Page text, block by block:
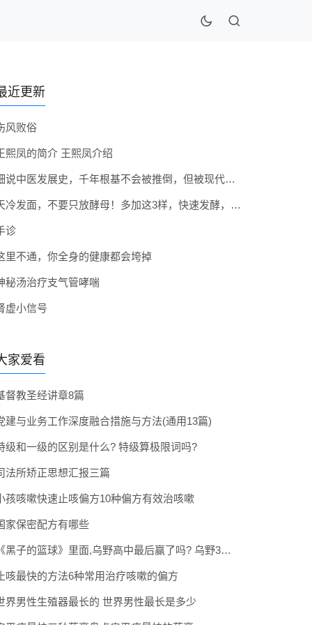
近更新
风败俗
熙凤的简介 王熙凤介绍
细说中医发展史，千年根基不会被推倒，但被现代医疗模式堵住出路
天冷发面，不要只放酵母！多加这3样，快速发酵，蓬松香软弹性十足
诊
里不通，你全身的健康都会垮掉
秘汤治疗支气管哮喘
虚小信号
家爱看
督教圣经讲章8篇
建与业务工作深度融合措施与方法(通用13篇)
级和一级的区别是什么? 特级算极限词吗?
法所矫正思想汇报三篇
孩咳嗽快速止咳偏方10种偏方有效治咳嗽
家保密配方有哪些
《黑子的篮球》里面,乌野高中最后赢了吗? 乌野3年拿到全国冠军了吗
咳最快的方法6种常用治疗咳嗽的偏方
界男性生殖器最长的 世界男性最长是多少